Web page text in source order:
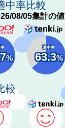
中率比較
08/05集計の値
%
適中率
63.3%
較